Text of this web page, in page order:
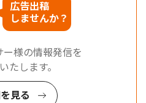
広告出稿
しませんか？
ー様の情報発信を
たします。
見る